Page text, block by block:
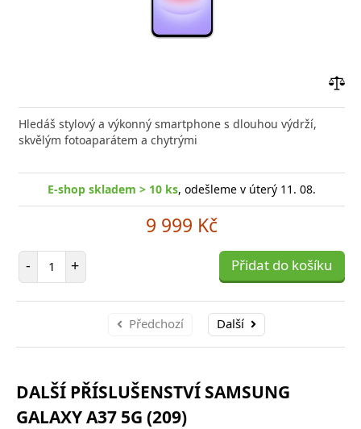
Hledáš stylový a výkonný smartphone s dlouhou výdrží,
skvělým fotoaparátem a chytrými
E-shop skladem > 10 ks, odešleme v úterý 11. 08.
9 999 Kč
- Počet položek
+ Přidat do košíku
Předchozí Další
DALŠÍ PŘÍSLUŠENSTVÍ SAMSUNG
GALAXY A37 5G (209)